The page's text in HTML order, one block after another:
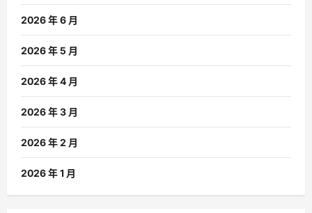
2026 年 6 月
2026 年 5 月
2026 年 4 月
2026 年 3 月
2026 年 2 月
2026 年 1 月